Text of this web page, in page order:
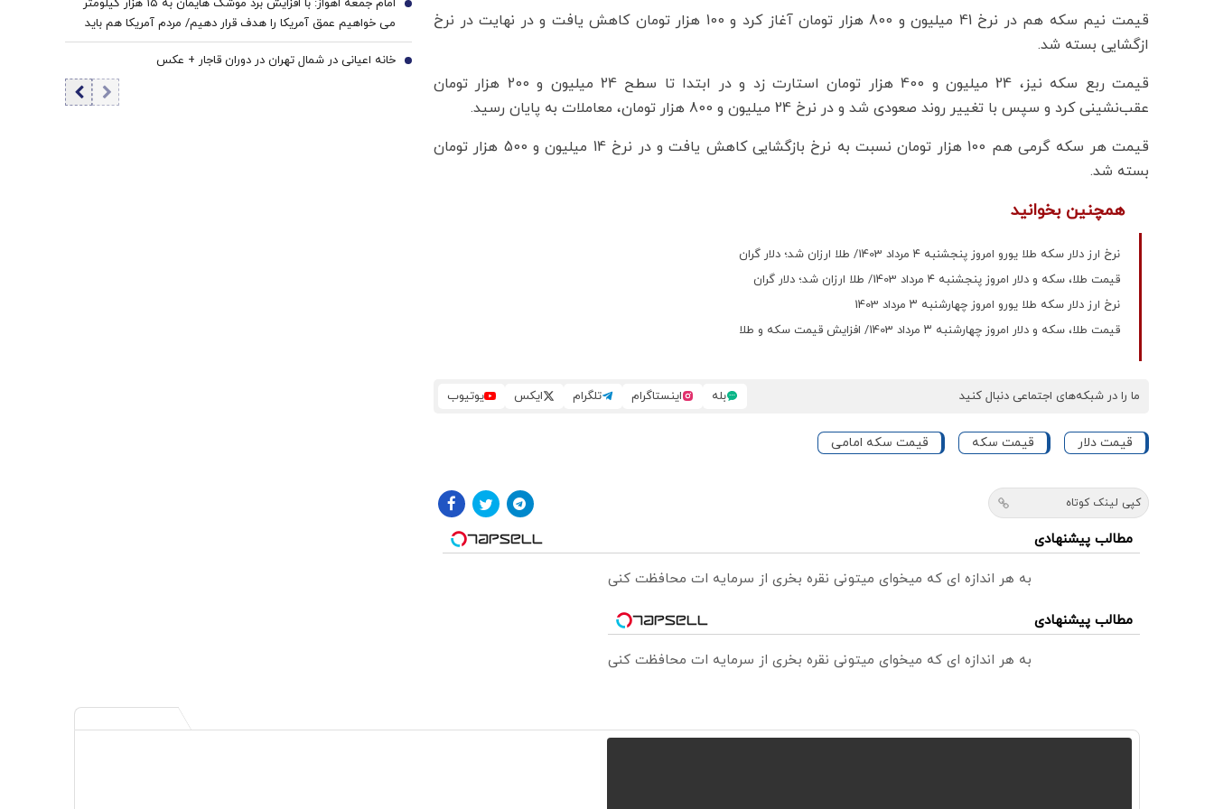
قیمت نیم سکه هم در نرخ 41 میلیون و 800 هزار تومان آغاز کرد و 100 هزار تومان کاهش یافت و در نهایت در نرخ
ازگشایی بسته شد.
قیمت ربع سکه نیز، 24 میلیون و 400 هزار تومان استارت زد و در ابتدا تا سطح 24 میلیون و 200 هزار تومان
عقب‌نشینی کرد و سپس با تغییر روند صعودی شد و در نرخ 24 میلیون و 800 هزار تومان، معاملات به پایان رسید.
قیمت هر سکه گرمی هم 100 هزار تومان نسبت به نرخ بازگشایی کاهش یافت و در نرخ 14 میلیون و 500 هزار تومان
بسته شد.
همچنین بخوانید
نرخ ارز دلار سکه طلا یورو امروز پنجشنبه ۴ مرداد 1403/ طلا ارزان شد؛ دلار گران
قیمت طلا، سکه و دلار امروز پنجشنبه ۴ مرداد 1403/ طلا ارزان شد؛ دلار گران
نرخ ارز دلار سکه طلا یورو امروز چهارشنبه ۳ مرداد 1403
قیمت طلا، سکه و دلار امروز چهارشنبه ۳ مرداد 1403/ افزایش قیمت سکه و طلا
ما را در شبکه‌های اجتماعی دنبال کنید بله اینستاگرام تلگرام ایکس یوتیوب
قیمت دلار قیمت سکه قیمت سکه امامی
کپی لینک کوتاه
مطالب پیشنهادی
به هر اندازه ای که میخوای میتونی نقره بخری از سرمایه ات محافظت کنی
مطالب پیشنهادی
به هر اندازه ای که میخوای میتونی نقره بخری از سرمایه ات محافظت کنی
امام‌ جمعه اهواز: با افزایش برد موشک هایمان به ۱۵ هزار کیلومتر
می خواهیم عمق آمریکا را هدف قرار دهیم/ مردم آمریکا هم باید
موشک خوردن را ببینند/ نباید نسبت به مساله حجاب و عفاف بی
تفاوت باشیم
9
خانه اعیانی در شمال تهران در دوران قاجار + عکس 10